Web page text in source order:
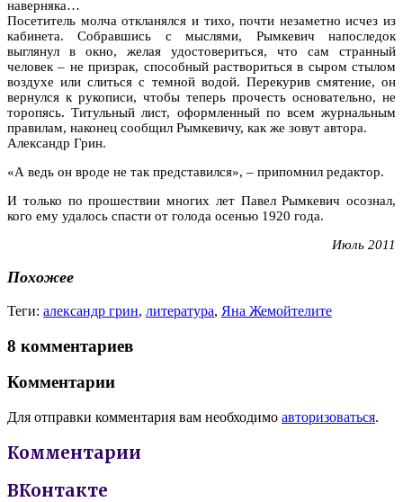
наверняка…
Посетитель молча откланялся и тихо, почти незаметно исчез из
кабинета. Собравшись с мыслями, Рымкевич напоследок
выглянул в окно, желая удостовериться, что сам странный
человек – не призрак, способный раствориться в сыром стылом
воздухе или слиться с темной водой. Перекурив смятение, он
вернулся к рукописи, чтобы теперь прочесть основательно, не
торопясь. Титульный лист, оформленный по всем журнальным
правилам, наконец сообщил Рымкевичу, как же зовут автора.
Александр Грин.
«А ведь он вроде не так представился», – припомнил редактор.
И только по прошествии многих лет Павел Рымкевич осознал,
кого ему удалось спасти от голода осенью 1920 года.
Июль 2011
Похожее
Теги: александр грин, литература, Яна Жемойтелите
8 комментариев
Комментарии
Для отправки комментария вам необходимо авторизоваться.
Комментарии
ВКонтакте